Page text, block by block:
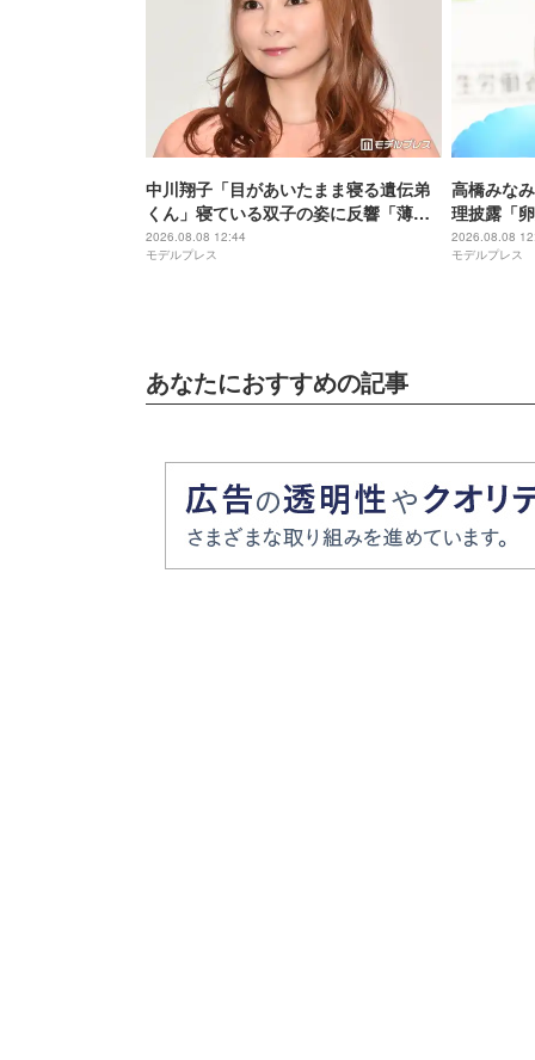
中川翔子「目があいたまま寝る遺伝弟
くん」寝ている双子の姿に反響「薄目
で寝てても天使」「可愛さが2倍」
2026.08.08 12:44
モデルプレス
高橋みな
理披露「
「鮭の焼
2026.08.08
モデルプレス
あなたにおすすめの記事